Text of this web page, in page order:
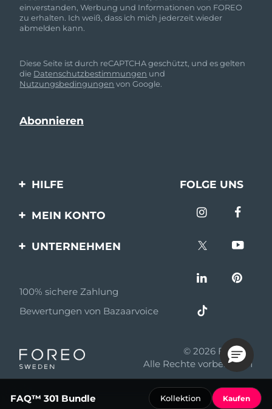
einverstanden, Werbung und Informationen von FOREO
zu erhalten. Ich weiß, dass ich mich jederzeit wieder
abmelden kann.
Diese Seite ist durch reCAPTCHA geschützt, und es gelten
die Datenschutzbestimmungen und
Nutzungsbedingungen von Google.
HILFE
Kontaktiere uns
FOLGE UNS
MEIN KONTO
UNTERNEHMEN
Partnerprogramm
Partner Nachrichten
Einzelhändler
100% sichere Zahlung
Bewertungen von Bazaarvoice
© 2026 FOREO
Alle Rechte vorbehalten
FAQ™ 301 Bundle Kollektion Kaufen